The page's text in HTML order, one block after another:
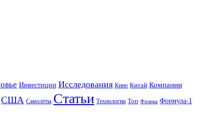
Инвестиции Исследования Кино Китай Компании
США Самолёты Статьи Технологии Топ Физика Формула-1